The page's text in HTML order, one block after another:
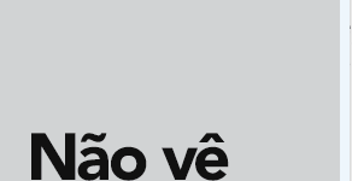
anos, idoso que perdeu trem durante